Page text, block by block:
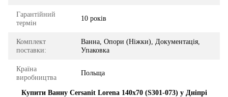
Гарантійний
термін
10 років
Комплект
поставки:
Ванна, Опори (Ніжки), Документація,
Упаковка
Країна
виробництва
Польща
Купити Ванну Cersanit Lorena 140x70 (S301-073) у Дніпрі